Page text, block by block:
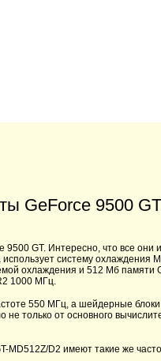
GeForce 9500 GT
9500 GT. Интересно, что все
систему охлаждения
охлаждения и 512 Мб памяти
1000 МГц.
550 МГц, а шейдерные
только от основного
MD512Z/D2 имеют такие же